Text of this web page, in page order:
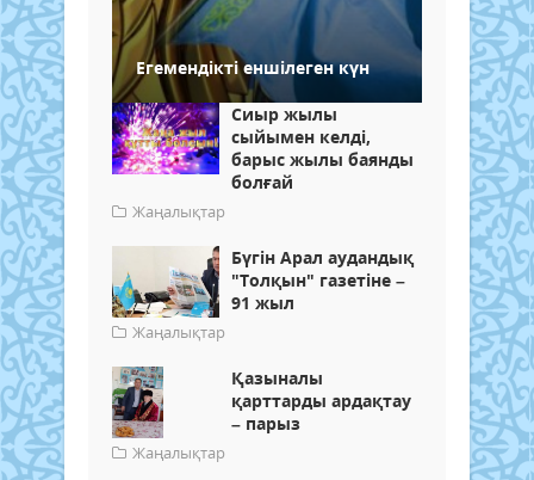
Егемендікті еншілеген күн
Сиыр жылы
сыйымен келді,
барыс жылы баянды
болғай
Жаңалықтар
Бүгін Арал аудандық
"Толқын" газетіне –
91 жыл
Жаңалықтар
Қазыналы
қарттарды ардақтау
– парыз
Жаңалықтар